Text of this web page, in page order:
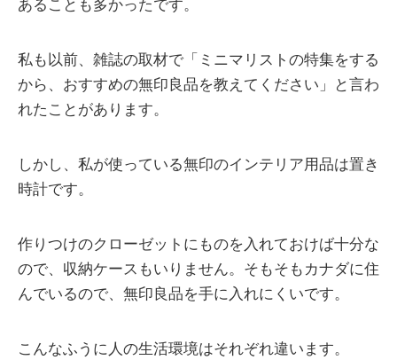
あることも多かったです。
私も以前、雑誌の取材で「ミニマリストの特集をする
から、おすすめの無印良品を教えてください」と言わ
れたことがあります。
しかし、私が使っている無印のインテリア用品は置き
時計です。
作りつけのクローゼットにものを入れておけば十分な
ので、収納ケースもいりません。そもそもカナダに住
んでいるので、無印良品を手に入れにくいです。
こんなふうに人の生活環境はそれぞれ違います。